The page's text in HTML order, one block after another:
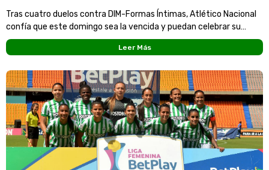
Tras cuatro duelos contra DIM-Formas Íntimas, Atlético Nacional
confía que este domingo sea la vencida y puedan celebrar su
primer triunfo en los clásicos femeninos.
Leer Más